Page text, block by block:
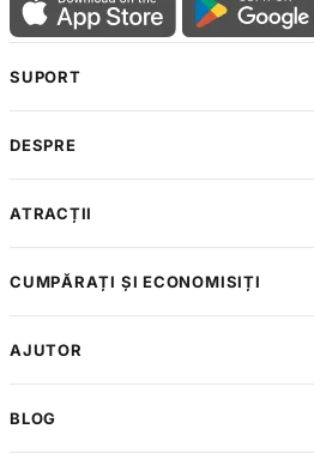
SUPORT
DESPRE
ATRACȚII
CUMPĂRAȚI ȘI ECONOMISIȚI
AJUTOR
BLOG